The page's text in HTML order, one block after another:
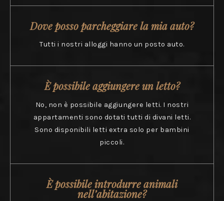
Dove posso parcheggiare la mia auto?
Tutti i nostri alloggi hanno un posto auto.
È possibile aggiungere un letto?
No, non è possibile aggiungere letti. I nostri
appartamenti sono dotati tutti di divani letti.
Sono disponibili letti extra solo per bambini
piccoli.
È possibile introdurre animali
nell’abitazione?